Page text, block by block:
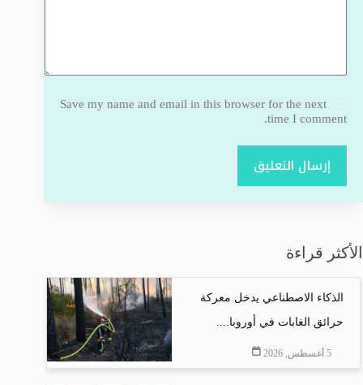
Save my name and email in this browser for the next
time I comment.
إرسال التعليق
الأكثر قراءة
الذكاء الاصطناعي يدخل معركة
حرائق الغابات في أوروبا....
5 أغسطس, 2026